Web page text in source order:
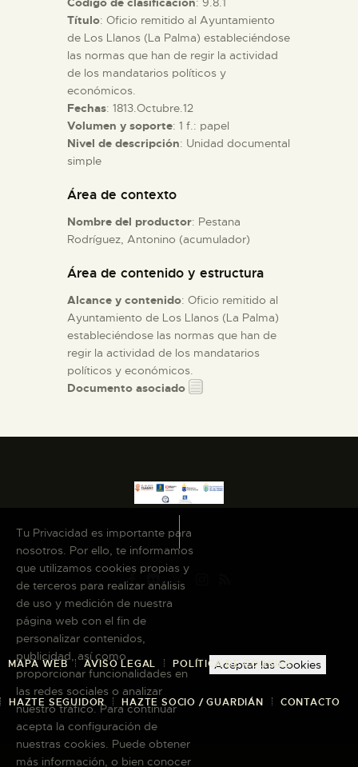
DIDÁCTICA
ESPAÑOL
Título: Oficio remitido al Ayuntamiento
de Los Llanos (La Palma) estableciéndose
las normas que han de regir la actividad
de los mandatarios políticos y
económicos.
Fechas: 1813.Octubre.12
Volumen y soporte: 1 f.: papel
Nivel de descripción: Unidad documental
simple
Área de contexto
Nombre del productor: Pestana
Rodríguez, Antonino (acumulador)
Área de contenido y estructura
Alcance y contenido: Oficio remitido al
Ayuntamiento de Los Llanos (La Palma)
estableciéndose las normas que han de
regir la actividad de los mandatarios
políticos y económicos.
Documento asociado
MAPA WEB AVISO LEGAL POLÍTICA DE COOKIES
HAZTE SEGUIDOR HAZTE SOCIO / GUARDIÁN CONTACTO
Tu Privacidad es importante para
nosotros. Por ello, te informamos
que utilizamos cookies propias y
de terceros para realizar análisis
de uso y medición de nuestra
página web con el fin de
personalizar contenidos,
publicidad, así como
proporcionar funcionalidades en
las redes sociales o analizar
nuestro tráfico. Para continuar
acepta la configuración de
nuestras cookies. Puede obtener
más información, o bien conocer
Aceptar las Cookies